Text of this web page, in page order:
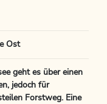
Ost
geht es über einen
jedoch für
Forstweg. Eine